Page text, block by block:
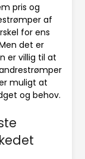
pris og
af
for ens
det er
er villig til at
muligt at
og behov.